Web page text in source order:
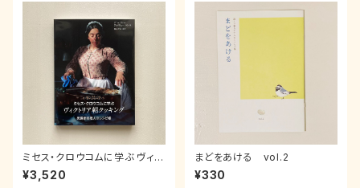
ミセス・クロウコムに学ぶ ヴィク
トリア朝クッキング〜男爵家料
理人のレシピ帳
¥3,520
まどをあける vol.2
¥330